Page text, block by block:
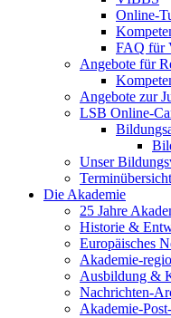
Online-
FAQ für
Angebote für
Angebote zur
LSB Online-
Unser
Terminübersicht
Die Akademie
25 Jahre
Historie &
Europäisches
Akademie-
Ausbildung &
Nachrichten-
Akademie-